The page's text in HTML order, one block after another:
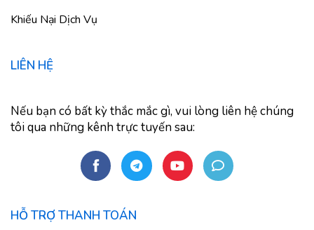
Khiếu Nại Dịch Vụ
LIÊN HỆ
Nếu bạn có bất kỳ thắc mắc gì, vui lòng liên hệ chúng
tôi qua những kênh trực tuyến sau:
HỖ TRỢ THANH TOÁN